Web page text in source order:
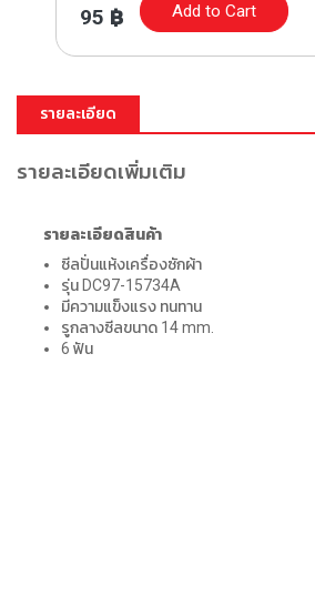
95 ฿ Add to Cart
รายละเอียด
รายละเอียดเพิ่มเติม
รายละเอียดสินค้า
ซีลปั่นแห้งเครื่องซักผ้า
รุ่น DC97-15734A
มีความแข็งแรง ทนทาน
รูกลางซีลขนาด 14 mm.
6 ฟัน